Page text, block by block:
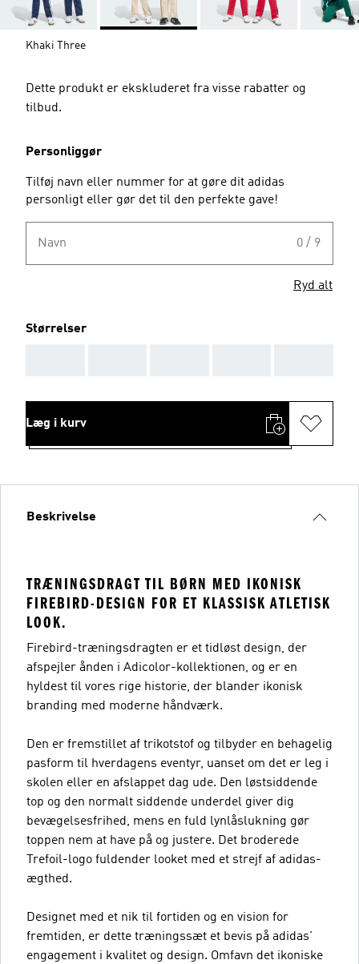
Khaki Three
Dette produkt er ekskluderet fra visse rabatter og
tilbud.
Personliggør
Tilføj navn eller nummer for at gøre dit adidas
personligt eller gør det til den perfekte gave!
Navn 0 / 9
Ryd alt
Størrelser
Læg i kurv
Beskrivelse
TRÆNINGSDRAGT TIL BØRN MED IKONISK
FIREBIRD-DESIGN FOR ET KLASSISK ATLETISK
LOOK.
Firebird-træningsdragten er et tidløst design, der
afspejler ånden i Adicolor-kollektionen, og er en
hyldest til vores rige historie, der blander ikonisk
branding med moderne håndværk.
Den er fremstillet af trikotstof og tilbyder en behagelig
pasform til hverdagens eventyr, uanset om det er leg i
skolen eller en afslappet dag ude. Den løstsiddende
top og den normalt siddende underdel giver dig
bevægelsesfrihed, mens en fuld lynlåslukning gør
toppen nem at have på og justere. Det broderede
Trefoil-logo fuldender looket med et strejf af adidas-
ægthed.
Designet med et nik til fortiden og en vision for
fremtiden, er dette træningssæt et bevis på adidas'
engagement i kvalitet og design. Omfavn det ikoniske